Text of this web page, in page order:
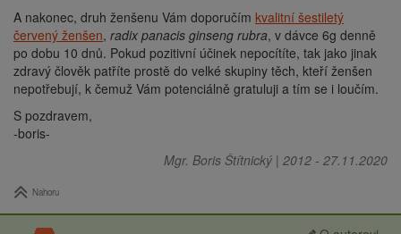
A nakonec, druh ženšenu Vám doporučím kvalitní šestiletý
červený ženšen, radix panacis ginseng rubra, v dávce 6g denně
po dobu 10 dnů. Pokud pozitivní účinek nepocítíte, tak jako jinak
zdravý člověk patříte prostě do velké skupiny těch, kteří ženšen
nepotřebují, k čemuž Vám potenciálně gratuluji a tím se i loučím.
S pozdravem,
-boris-
Mgr. Boris Štítnický | 2012 - 27.11.2020
Nahoru